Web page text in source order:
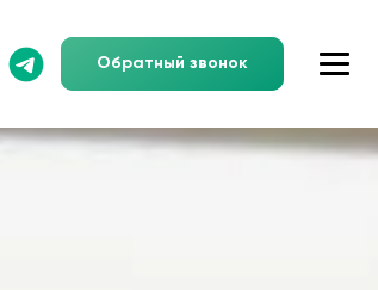
Обратный звонок